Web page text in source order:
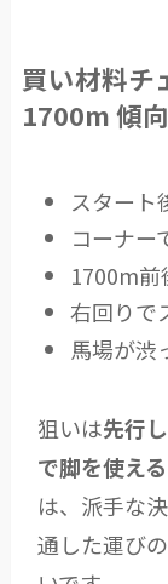
買い材料チ
1700m 傾
スタート
コーナー
1700m前
右回りで
馬場が渋
狙いは先行
で脚を使え
は、派手な
通した運び